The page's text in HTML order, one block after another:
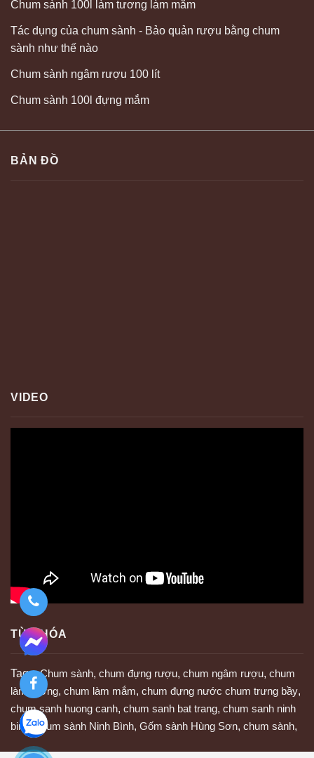
Chum sành 100l làm tương làm mắm
Tác dụng của chum sành - Bảo quản rượu bằng chum
sành như thế nào
Chum sành ngâm rượu 100 lít
Chum sành 100l đựng mắm
BẢN ĐỒ
VIDEO
TỪ KHÓA
Tags:Chum sành, chum đựng rượu, chum ngâm rượu, chum
làm tương, chum làm mắm, chum đựng nước chum trưng bầy,
chum sanh huong canh, chum sanh bat trang, chum sanh ninh
binh,chum sành Ninh Bình, Gốm sành Hùng Sơn, chum sành,